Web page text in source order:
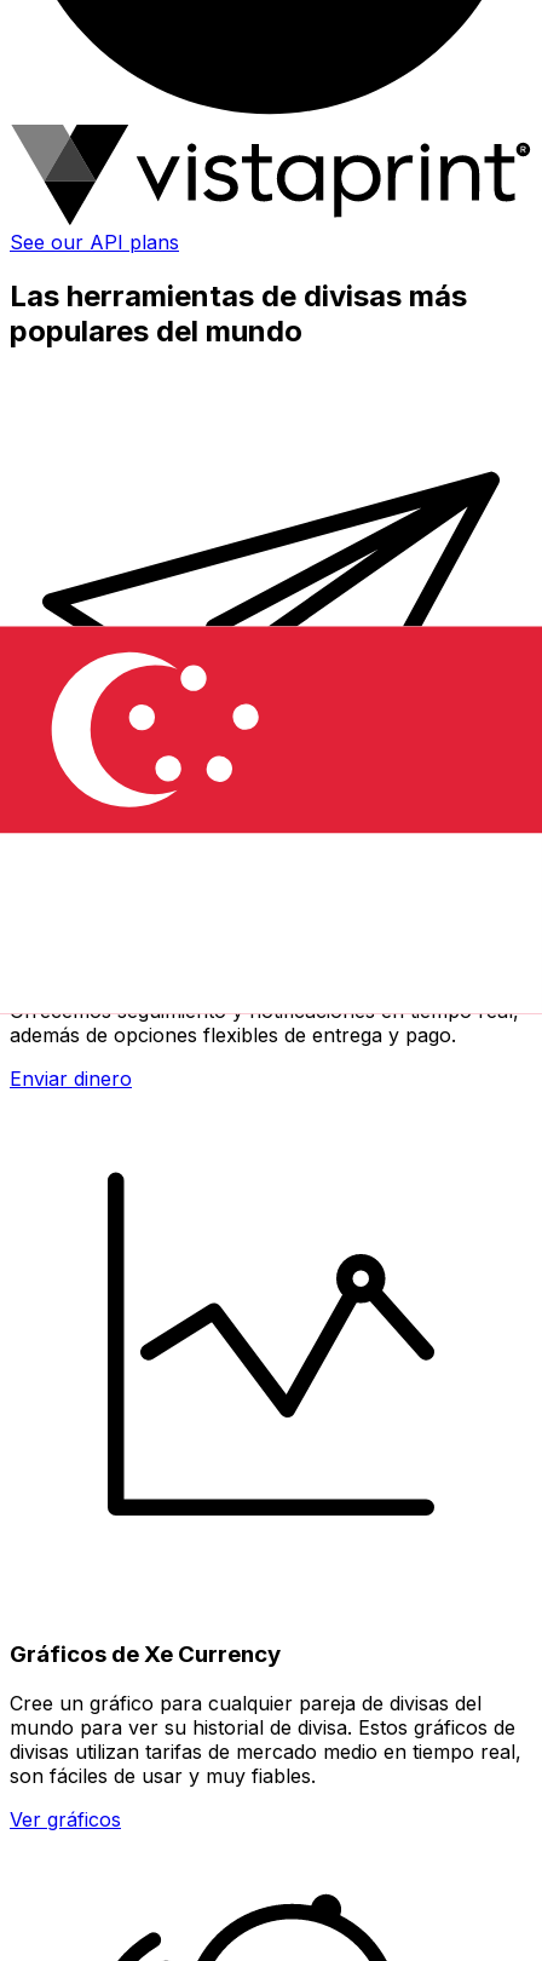
See our API plans
Las herramientas de divisas más
populares del mundo
Ofrecemos seguimiento y notificaciones en tiempo real,
además de opciones flexibles de entrega y pago.
Enviar dinero
Gráficos de Xe Currency
Cree un gráfico para cualquier pareja de divisas del
mundo para ver su historial de divisa. Estos gráficos de
divisas utilizan tarifas de mercado medio en tiempo real,
son fáciles de usar y muy fiables.
Ver gráficos